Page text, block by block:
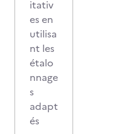
itativ
es en
utilisa
nt les
étalo
nnage
s
adapt
és